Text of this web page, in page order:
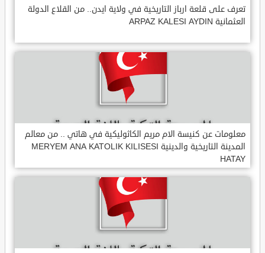
تعرف على قلعة ارباز التاريخية في ولاية ايدن.. من القلاع الدولة
العثمانية ARPAZ KALESI AYDIN
معلومات عن كنيسة الام مريم الكاثوليكية في هاتي .. من معالم
المدينة التاريخية والدينية MERYEM ANA KATOLIK KILISESI
HATAY